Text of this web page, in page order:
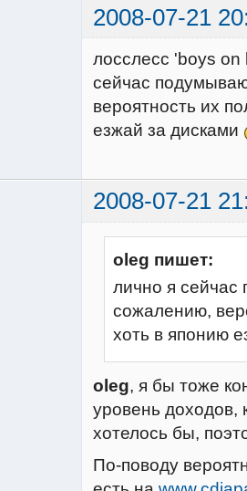
2008-07-21
лосслесс 'boys on
сейчас
вероятность их
езжай за дисками
2008-07-21
oleg пишет:
лично я сейчас
сожалению,
хоть в японию
oleg, я бы тоже
уровень доходов,
хотелось бы,
По-поводу